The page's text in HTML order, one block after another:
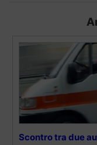
Scontro tra due